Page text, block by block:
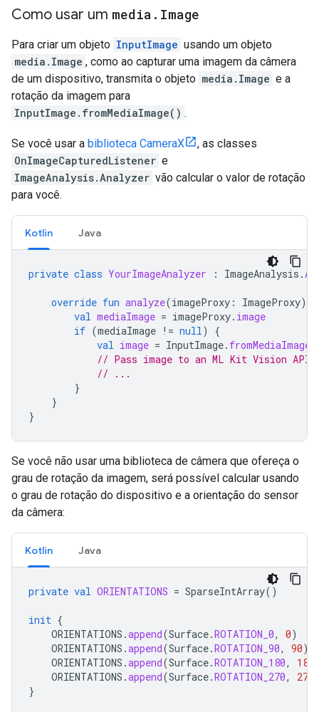
Como usar um media . Image
Para criar um objeto InputImage usando um objeto
media.Image , como ao capturar uma imagem da câmera
de um dispositivo, transmita o objeto media.Image e a
rotação da imagem para
InputImage.fromMediaImage() .
Se você usar a biblioteca CameraX
, as classes
OnImageCapturedListener e
ImageAnalysis.Analyzer vão calcular o valor de rotação
para você.
Kotlin Java
private class YourImageAnalyzer : ImageAnalysis .
override fun analyze(imageProxy : ImageProxy)
val mediaImage = imageProxy. image
if (mediaImage != null)
{
val image = InputImage. fromMediaImage
// Pass image to an ML Kit Vision API
// ...
}
}
}
Se você não usar uma biblioteca de câmera que ofereça o
grau de rotação da imagem, será possível calcular usando
o grau de rotação do dispositivo e a orientação do sensor
da câmera:
Kotlin Java
private val ORIENTATIONS = SparseIntArray()
init {
ORIENTATIONS .append(Surface.ROTATION_0, 0)
ORIENTATIONS .append(Surface.ROTATION_90, 90)
ORIENTATIONS .append(Surface.ROTATION_180, 180
ORIENTATIONS .append(Surface.ROTATION_270, 270
}